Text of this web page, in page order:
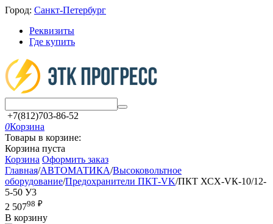
Город: Санкт-Петербург
Реквизиты
Где купить
+7(812)703-86-52
0Корзина
Товары в корзине:
Корзина пуста
Корзина Оформить заказ
Главная/АВТОМАТИКА/Высоковольтное
оборудование/Предохранители ПКТ-VK/ПКТ ХСХ-VК-10/12-
5-50 У3
2 50798 ₽
В корзину